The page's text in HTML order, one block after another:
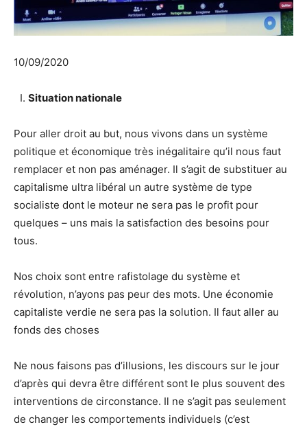
10/09/2020
Situation nationale
Pour aller droit au but, nous vivons dans un système
politique et économique très inégalitaire qu’il nous faut
remplacer et non pas aménager. Il s’agit de substituer au
capitalisme ultra libéral un autre système de type
socialiste dont le moteur ne sera pas le profit pour
quelques – uns mais la satisfaction des besoins pour
tous.
Nos choix sont entre rafistolage du système et
révolution, n’ayons pas peur des mots. Une économie
capitaliste verdie ne sera pas la solution. Il faut aller au
fonds des choses
Ne nous faisons pas d’illusions, les discours sur le jour
d’après qui devra être différent sont le plus souvent des
interventions de circonstance. Il ne s’agit pas seulement
de changer les comportements individuels (c’est